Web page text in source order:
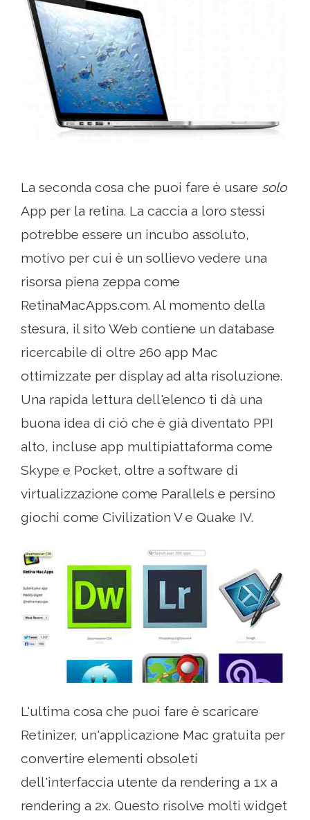
La seconda cosa che puoi fare è usare solo
App per la retina. La caccia a loro stessi
potrebbe essere un incubo assoluto,
motivo per cui è un sollievo vedere una
risorsa piena zeppa come
RetinaMacApps.com. Al momento della
stesura, il sito Web contiene un database
ricercabile di oltre 260 app Mac
ottimizzate per display ad alta risoluzione.
Una rapida lettura dell'elenco ti dà una
buona idea di ciò che è già diventato PPI
alto, incluse app multipiattaforma come
Skype e Pocket, oltre a software di
virtualizzazione come Parallels e persino
giochi come Civilization V e Quake IV.
L'ultima cosa che puoi fare è scaricare
Retinizer, un'applicazione Mac gratuita per
convertire elementi obsoleti
dell'interfaccia utente da rendering a 1x a
rendering a 2x. Questo risolve molti widget